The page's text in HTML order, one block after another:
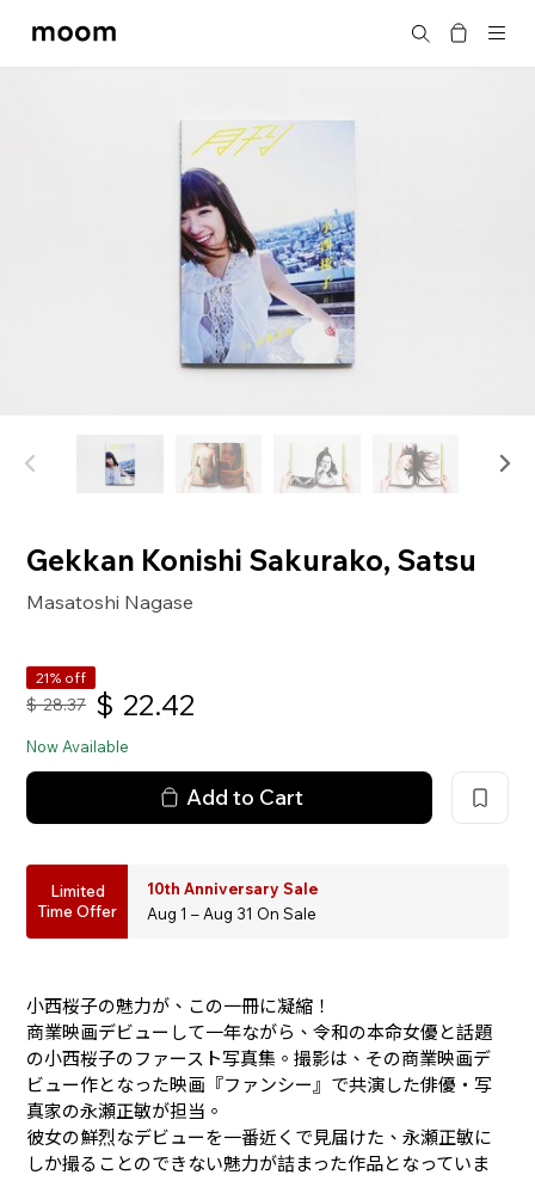
moom
Search
Gekkan Konishi Sakurako, Satsu
Masatoshi Nagase
21% off
$ 28.37 $ 22.42
Now Available
Add to Cart
Limited
Time Offer
10th Anniversary Sale
Aug 1 – Aug 31 On Sale
小西桜子の魅力が、この一冊に凝縮！
商業映画デビューして一年ながら、令和の本命女優と話題
の小西桜子のファースト写真集。撮影は、その商業映画デ
ビュー作となった映画『ファンシー』で共演した俳優・写
真家の永瀬正敏が担当。
彼女の鮮烈なデビューを一番近くで見届けた、永瀬正敏に
しか撮ることのできない魅力が詰まった作品となっていま